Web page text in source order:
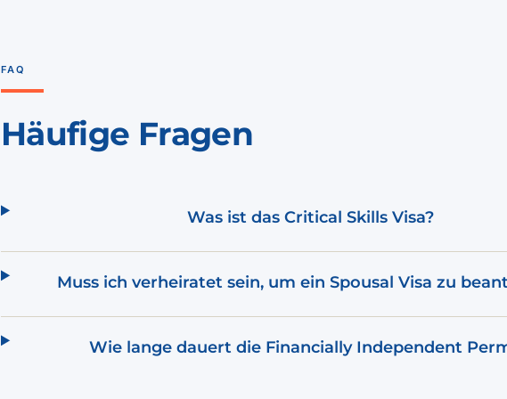
FAQ
Häufige Fragen
Was ist das Critical Skills Visa?
Muss ich verheiratet sein, um ein Spousal Visa zu
Wie lange dauert die Financially Independent